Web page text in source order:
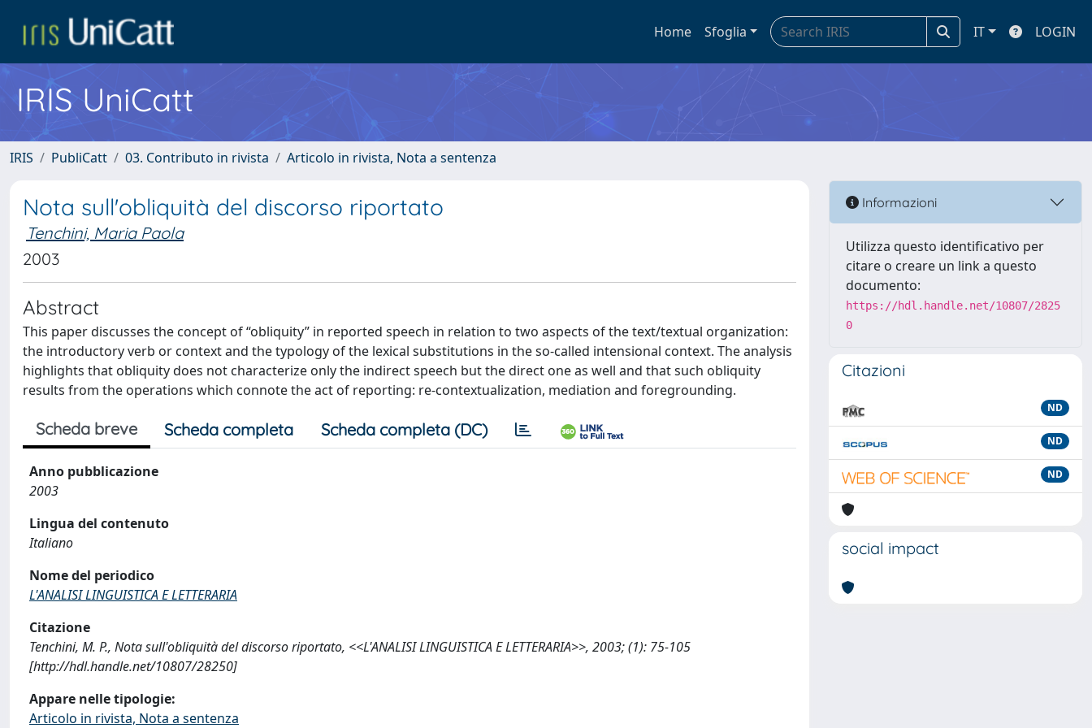
Home Sfoglia IT LOGIN
IRIS UniCatt
IRIS PubliCatt 03. Contributo in rivista Articolo in rivista, Nota a sentenza
Nota sull'obliquità del discorso riportato
Tenchini, Maria Paola
2003
Abstract
This paper discusses the concept of “obliquity” in reported speech in relation to two aspects of the text/textual organization:
the introductory verb or context and the typology of the lexical substitutions in the so-called intensional context. The analysis
highlights that obliquity does not characterize only the indirect speech but the direct one as well and that such obliquity
results from the operations which connote the act of reporting: re-contextualization, mediation and foregrounding.
Scheda breve Scheda completa Scheda completa (DC)
Anno pubblicazione
2003
Lingua del contenuto
Italiano
Nome del periodico
L'ANALISI LINGUISTICA E LETTERARIA
Citazione
Tenchini, M. P., Nota sull'obliquità del discorso riportato, <<L'ANALISI LINGUISTICA E LETTERARIA>>, 2003; (1): 75-105
[http://hdl.handle.net/10807/28250]
Appare nelle tipologie:
Articolo in rivista, Nota a sentenza
Informazioni
Utilizza questo identificativo per
citare o creare un link a questo
documento:
https://hdl.handle.net/10807/2825
0
Citazioni
ND
ND
ND
social impact